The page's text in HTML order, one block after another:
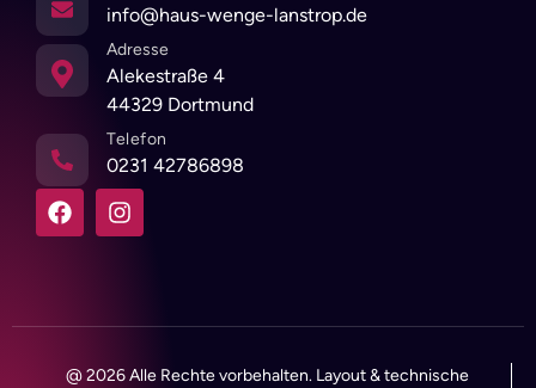
info@haus-wenge-lanstrop.de
Adresse
Alekestraße 4
44329 Dortmund
Telefon
0231 42786898
@ 2026 Alle Rechte vorbehalten. Layout & technische